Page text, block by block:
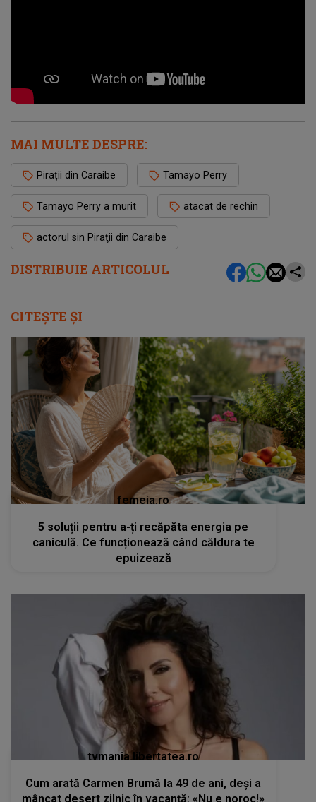
DISTRIBUIE ARTICOLUL
MAI MULTE DESPRE:
Pirații din Caraibe Tamayo Perry
Tamayo Perry a murit atacat de rechin
actorul sin Piraţii din Caraibe
CITEȘTE ȘI
femeia.ro
5 soluții pentru a-ți recăpăta energia pe
caniculă. Ce funcționează când căldura te
epuizează
tvmania.libertatea.ro
Cum arată Carmen Brumă la 49 de ani, deși a
mâncat desert zilnic în vacanță: «Nu e noroc!»